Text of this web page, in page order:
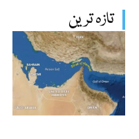
تازہ ترین